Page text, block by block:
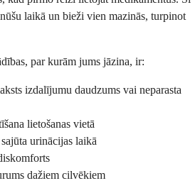
laikā un bieži vien mazinās, turpinot
par kurām jums jāzina, ir:
izdalījumu daudzums vai neparasta
lietošanas vietā
urinācijas laikā
dažiem cilvēkiem